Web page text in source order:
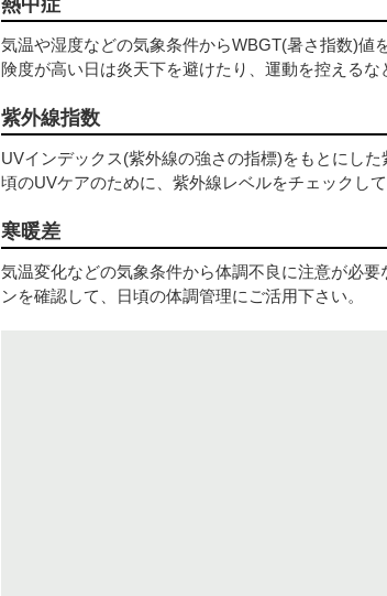
気温や湿度などの気象条件からWBGT(暑さ指数)値
険度が高い日は炎天下を避けたり、運動を控えるな
紫外線指数
UVインデックス(紫外線の強さの指標)をもとにし
頃のUVケアのために、紫外線レベルをチェックし
寒暖差
気温変化などの気象条件から体調不良に注意が必
ンを確認して、日頃の体調管理にご活用下さい。